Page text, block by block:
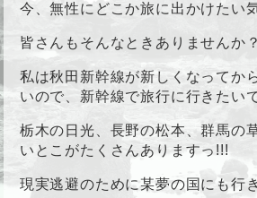
今、無性にどこか旅に出かけたい
皆さんもそんなときありませんか
私は秋田新幹線が新しくなってか
いので、新幹線で旅行に行きたい
栃木の日光、長野の松本、群馬の
いとこがたくさんありますっ!!!
現実逃避のために某夢の国にも行